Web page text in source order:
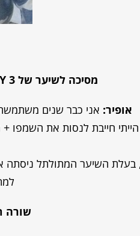
מסיכה לשיער של3
אופיר: אני כבר שנים
חייבת לנסות את השמפו
בעלת השיער המתולתל ניסתה
שורה